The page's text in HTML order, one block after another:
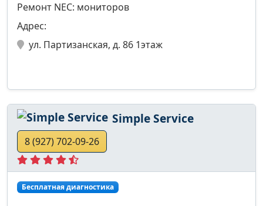
Ремонт NEC: мониторов
Адрес:
ул. Партизанская, д. 86 1этаж
Simple Service
8 (927) 702-09-26
Бесплатная диагностика